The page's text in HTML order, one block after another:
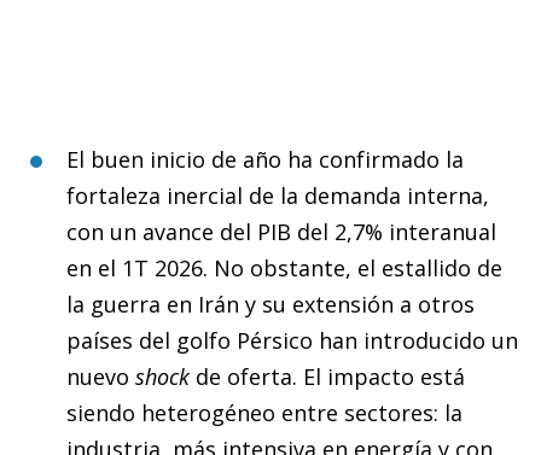
El buen inicio de año ha confirmado la
fortaleza inercial de la demanda interna,
con un avance del PIB del 2,7% interanual
en el 1T 2026. No obstante, el estallido de
la guerra en Irán y su extensión a otros
países del golfo Pérsico han introducido un
nuevo shock de oferta. El impacto está
siendo heterogéneo entre sectores: la
industria, más intensiva en energía y con